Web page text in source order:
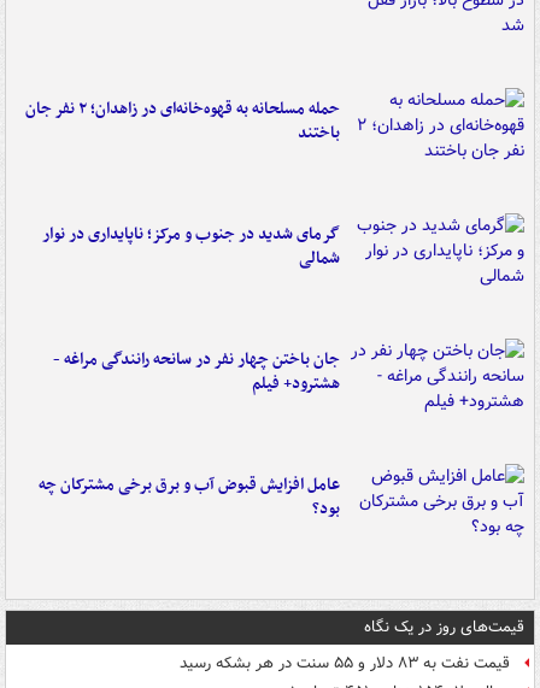
حمله مسلحانه به قهوه‌خانه‌ای در زاهدان؛ ۲ نفر جان
باختند
گرمای شدید در جنوب و مرکز؛ ناپایداری در نوار
شمالی
جان باختن چهار نفر در سانحه رانندگی مراغه -
هشترود+ فیلم
عامل افزایش قبوض آب و برق برخی مشترکان چه
بود؟
قیمت‌های روز در یک نگاه
قیمت نفت به ۸۳ دلار و ۵۵ سنت در هر بشکه رسید